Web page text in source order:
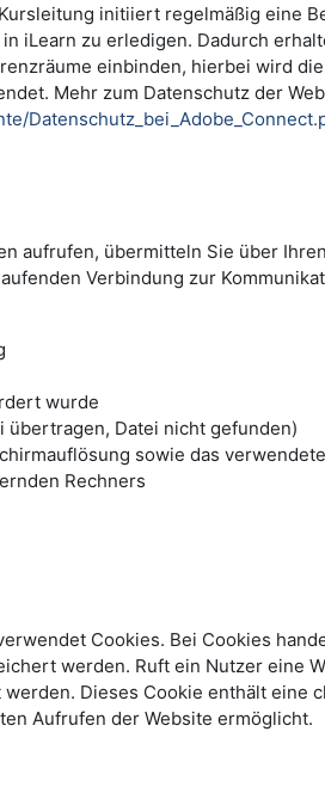
initiiert regelmäßig eine
iLearn zu erledigen. Dadurch
einbinden, hierbei wird
Mehr zum Datenschutz der
aufrufen, übermitteln Sie über
Verbindung zur
wurde
Datei nicht gefunden)
sowie das
Rechners
Cookies. Bei Cookies
werden. Ruft ein Nutzer eine
Dieses Cookie enthält eine
Aufrufen der Website ermöglicht.